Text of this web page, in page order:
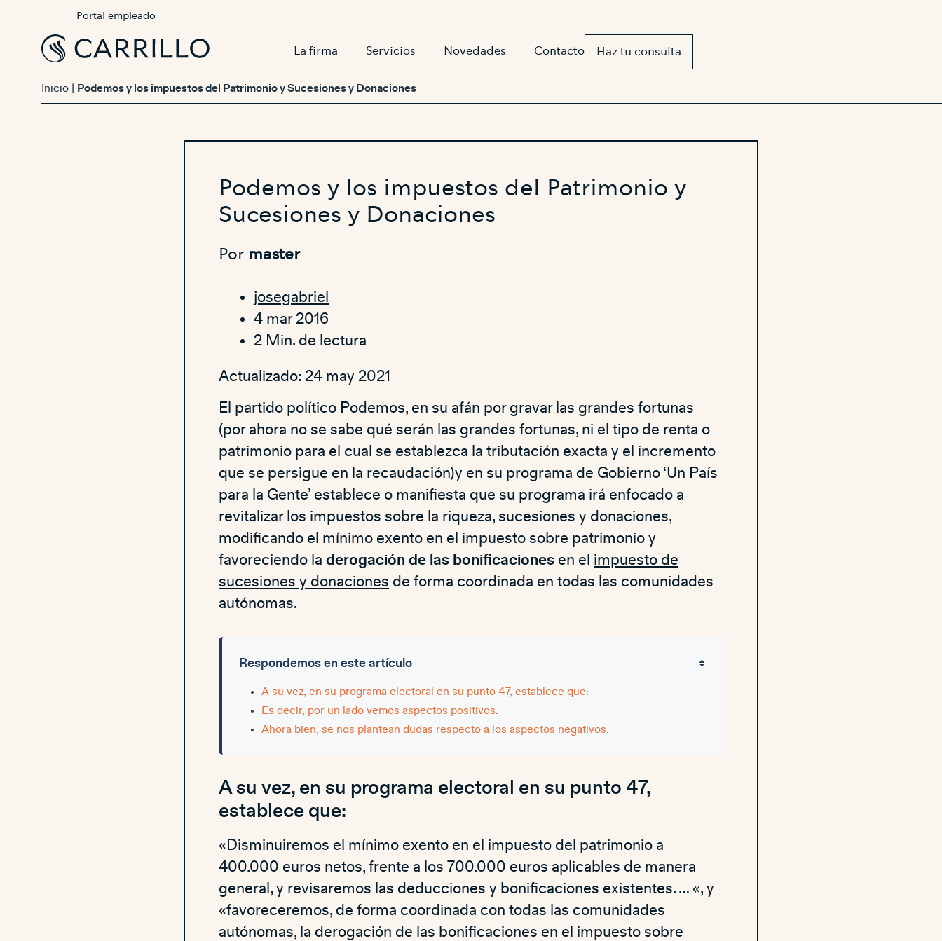
Portal empleado
La firma Servicios Novedades Contacto Haz tu consulta
Inicio Podemos y los impuestos del Patrimonio y Sucesiones y Donaciones
Podemos y los impuestos del Patrimonio y
Sucesiones y Donaciones
Por master
josegabriel
4 mar 2016
2 Min. de lectura
Actualizado: 24 may 2021
El partido político Podemos, en su afán por gravar las grandes fortunas
(por ahora no se sabe qué serán las grandes fortunas, ni el tipo de renta o
patrimonio para el cual se establezca la tributación exacta y el incremento
que se persigue en la recaudación)y en su programa de Gobierno ‘Un País
para la Gente’ establece o manifiesta que su programa irá enfocado a
revitalizar los impuestos sobre la riqueza, sucesiones y donaciones,
modificando el mínimo exento en el impuesto sobre patrimonio y
favoreciendo la derogación de las bonificaciones en el impuesto de
sucesiones y donaciones de forma coordinada en todas las comunidades
autónomas.
Respondemos en este artículo
A su vez, en su programa electoral en su punto 47, establece que:
Es decir, por un lado vemos aspectos positivos:
Ahora bien, se nos plantean dudas respecto a los aspectos negativos:
A su vez, en su programa electoral en su punto 47,
establece que:
«Disminuiremos el mínimo exento en el impuesto del patrimonio a
400.000 euros netos, frente a los 700.000 euros aplicables de manera
general, y revisaremos las deducciones y bonificaciones existentes. … «, y
«favoreceremos, de forma coordinada con todas las comunidades
autónomas, la derogación de las bonificaciones en el impuesto sobre